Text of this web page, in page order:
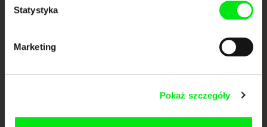
Statystyka
Marketing
Pokaż szczegóły
Against Gravity